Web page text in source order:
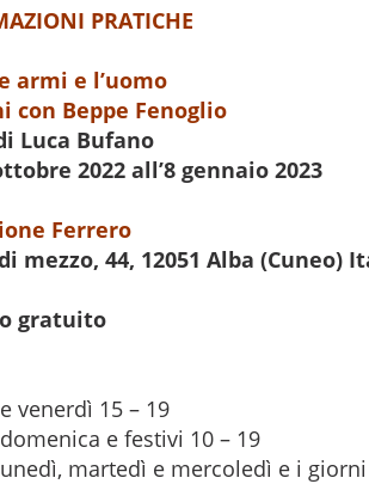
PRATICHE
armi e l’uomo
con Beppe Fenoglio
Luca Bufano
2022 all’8 gennaio 2023
Ferrero
mezzo, 44, 12051 Alba (Cuneo)
gratuito
venerdì 15 – 19
e festivi 10 – 19
martedì e mercoledì e i